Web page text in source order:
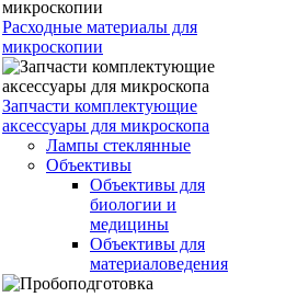
Расходные материалы для
микроскопии
Запчасти комплектующие
аксессуары для микроскопа
Лампы стеклянные
Объективы
Объективы для
биологии и
медицины
Объективы для
материаловедения